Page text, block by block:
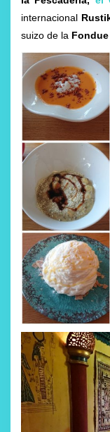
internacional
suizo de la